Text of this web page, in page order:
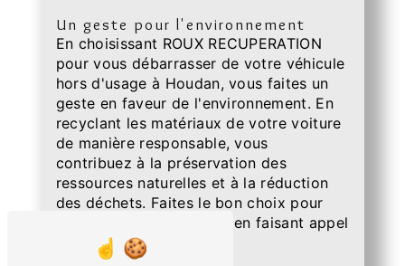
Un geste pour l'environnement
En choisissant ROUX RECUPERATION
pour vous débarrasser de votre véhicule
hors d'usage à Houdan, vous faites un
geste en faveur de l'environnement. En
recyclant les matériaux de votre voiture
de manière responsable, vous
contribuez à la préservation des
ressources naturelles et à la réduction
des déchets. Faites le bon choix pour
l'avenir de notre planète en faisant appel
à ROUX RECUPERATION.